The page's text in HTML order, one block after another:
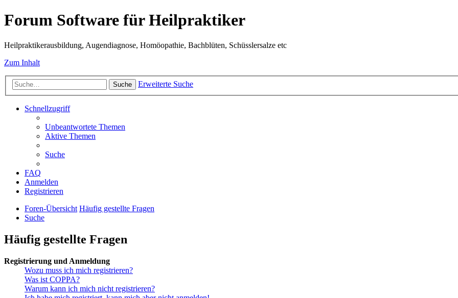
Forum Software für Heilpraktiker
Heilpraktikerausbildung, Augendiagnose, Homöopathie, Bachblüten, Schüsslersalze etc
Zum Inhalt
Suche Erweiterte Suche
Schnellzugriff
Unbeantwortete Themen
Aktive Themen
Suche
FAQ
Anmelden
Registrieren
Foren-Übersicht Häufig gestellte Fragen
Suche
Häufig gestellte Fragen
Registrierung und Anmeldung
Wozu muss ich mich registrieren?
Was ist COPPA?
Warum kann ich mich nicht registrieren?